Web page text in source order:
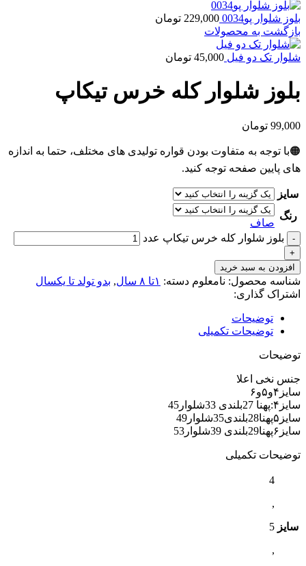
بلوز شلوار پو0034 229,000 تومان
بازگشت به محصولات
شلوار تک دو فیل 45,000 تومان
بلوز شلوار کله خرس تیکاپ
99,000 تومان
🟠با توجه به متفاوت بودن قواره تولیدی های مختلف، حتما به اندازه
های پایین صفحه توجه کنید.
سایز
رنگ
صاف
بلوز شلوار کله خرس تیکاپ عدد
افزودن به سبد خرید
شناسه محصول: نامعلوم دسته: ۱تا ۸ سال , بدو تولد تا یکسال
اشتراک گذاری:
توضیحات
توضیحات تکمیلی
توضیحات
جنس نخی اعلا
سایز۴و۵و۶
سایز۴:پهنا 27بلندی 33شلوار45
سایز۵پهنا28بلندی35شلوار49
سایز۶پهنا29بلندی 39شلوار53
توضیحات تکمیلی
سایز
4
,
5
,